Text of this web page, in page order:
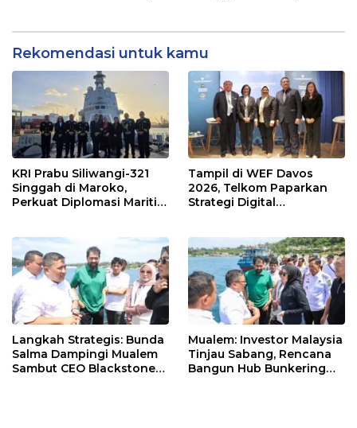
Rekomendasi untuk kamu
KRI Prabu Siliwangi-321
Singgah di Maroko,
Perkuat Diplomasi Maritim
Tampil di WEF Davos
2026, Telkom Paparkan
Strategi Digital
Langkah Strategis: Bunda
Salma Dampingi Mualem
Sambut CEO Blackstone
Mualem: Investor Malaysia
Tinjau Sabang, Rencana
Bangun Hub Bunkering